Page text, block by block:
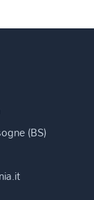
(BS)